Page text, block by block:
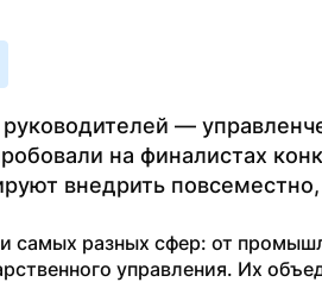
—
на финалистах
внедрить
самых разных сфер: от
управления. Их